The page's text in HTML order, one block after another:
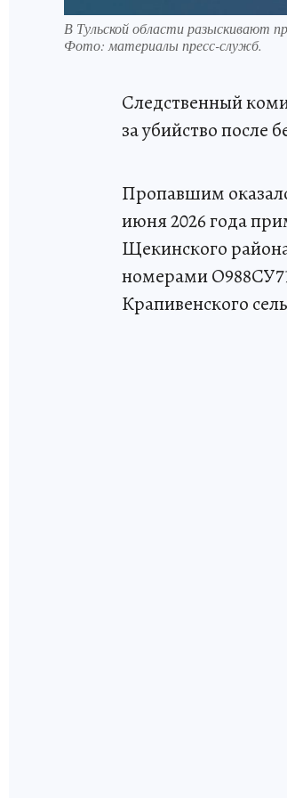
В Тульской области разыскивают
Фото:материалы пресс-служб.
Следственный
за убийство после
Пропавшим
июня 2026 года
Щекинского
номерами
Крапивенского